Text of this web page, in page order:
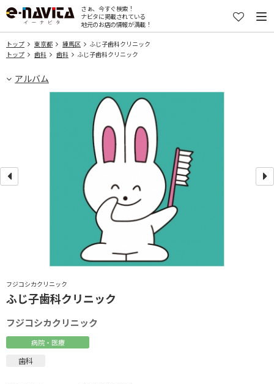
さぁ、今すぐ検索！
ナビタに掲載されている
地元のお店の情報が満載！
トップ 東京都 練馬区
ふじ子歯科クリニック
トップ
歯科 歯科 ふじ子歯科クリニック
アルバム
フジコシカクリニック
ふじ子歯科クリニック
フジコシカクリニック
病院・医療
歯科